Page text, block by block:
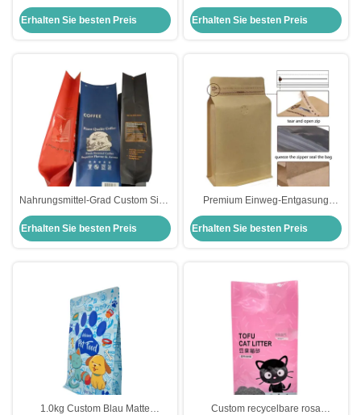
Boden Seiten Gusset Kaffeebeutel
mit Ventil und Frontverschluss
Erhalten Sie besten Preis
ausgekleidet Blumenkraut
Verpackungstüten mit
verriegelbarem Reißverschluss
Erhalten Sie besten Preis
Nahrungsmittel-Grad Custom Side
Gusset Tasche für
Lebensmittelverpackungen 120
Mikronen pro Seite
Erhalten Sie besten Preis
Premium Einweg-Entgasung
Flachboden Braun Papiertüten
0,25 lb 0,5 lb 1 lb 2 lb 125 g 250 g
500 g 1 kg
Erhalten Sie besten Preis
1.0kg Custom Blau Matte
Custom recycelbare rosa